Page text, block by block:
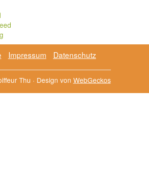
Impressum Datenschutz
Thu · Design von WebGeckos